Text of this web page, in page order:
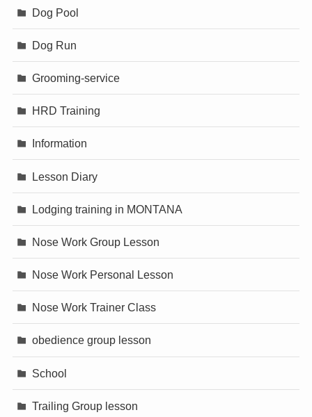
Dog Pool
Dog Run
Grooming-service
HRD Training
Information
Lesson Diary
Lodging training in MONTANA
Nose Work Group Lesson
Nose Work Personal Lesson
Nose Work Trainer Class
obedience group lesson
School
Trailing Group lesson